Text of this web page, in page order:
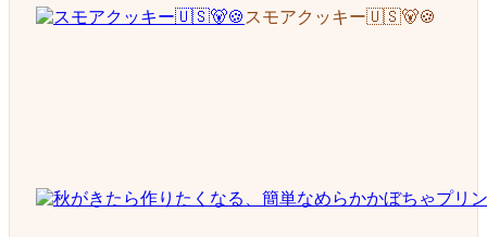
スモアクッキー🇺🇸🐻🍪